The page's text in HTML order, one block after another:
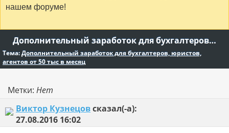
нашем форуме!
Дополнительный заработок для бухгалтеров, юристов, агентов от 50 тыс в месяц
Тема:Дополнительный заработок для бухгалтеров, юристов,
агентов от 50 тыс в месяц
Метки: Нет
Виктор Кузнецовсказал(-а):
27.08.2016 16:02